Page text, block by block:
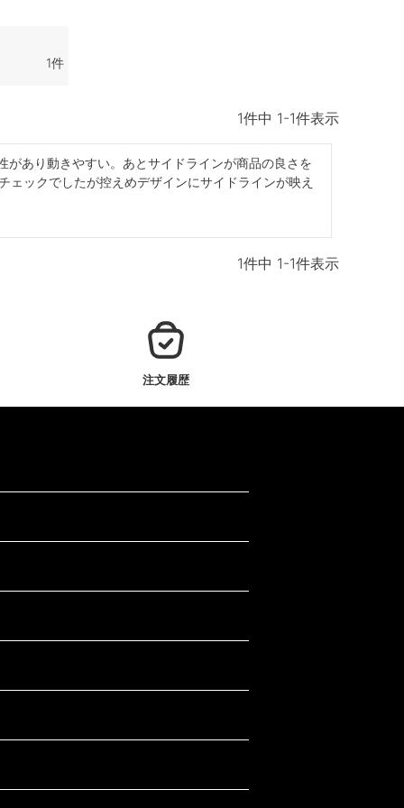
1
1件中 1-1件表示
あり動きやすい。あとサイドラインが商品の良さを
ェックでしたが控えめデザインにサイドラインが映え
1件中 1-1件表示
注文履歴